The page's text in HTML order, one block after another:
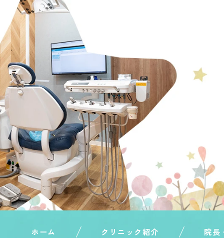
ホーム クリニック紹介 院長